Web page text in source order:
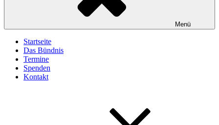
Menü
Startseite
Das Bündnis
Termine
Spenden
Kontakt